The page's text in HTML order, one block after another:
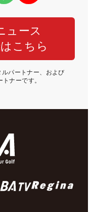
ュース
こちら
パートナー、および
ナーです。